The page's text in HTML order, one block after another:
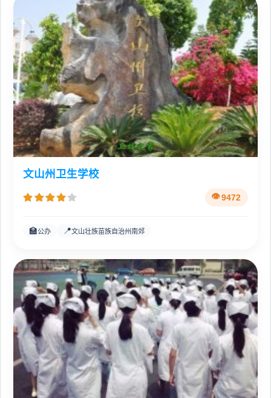
文山州卫生学校
9472
🏫公办 📍文山壮族苗族自治州南郊